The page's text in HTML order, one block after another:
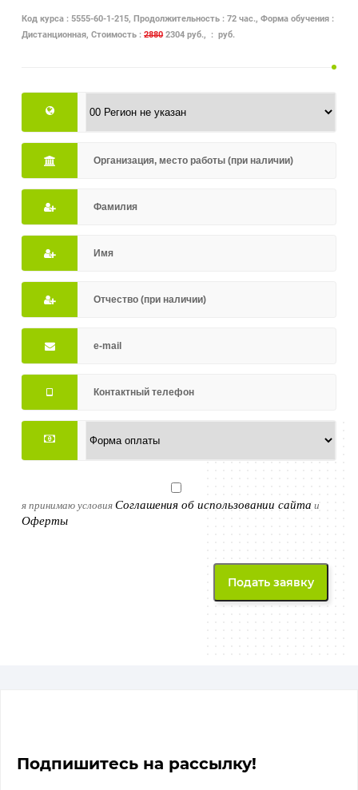
Код курса : 5555-60-1-215, Продолжительность : 72 час., Форма обучения :
Дистанционная, Стоимость :28802304 руб., : руб.
я принимаю условияСоглашения об использовании сайта и
Оферты
Подпишитесь на рассылку!